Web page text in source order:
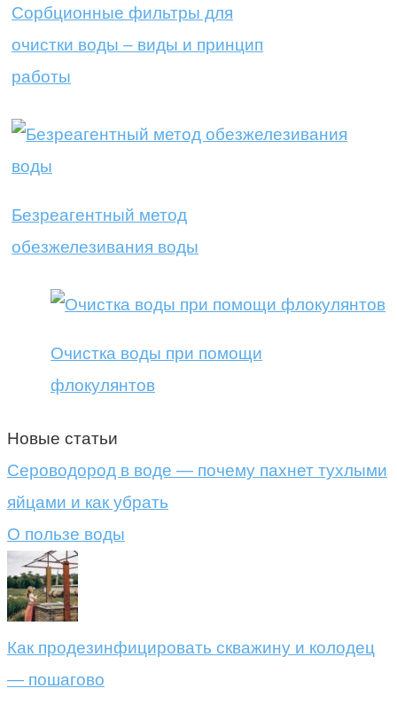
Сорбционные фильтры для
очистки воды – виды и принцип
работы
Безреагентный метод
обезжелезивания воды
Очистка воды при помощи
флокулянтов
Новые статьи
Сероводород в воде — почему пахнет тухлыми
яйцами и как убрать
О пользе воды
Как продезинфицировать скважину и колодец
— пошагово